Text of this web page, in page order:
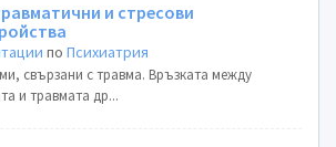
и стресови
поПсихиатрия
свързани с травма. Връзката между
и травмата др...